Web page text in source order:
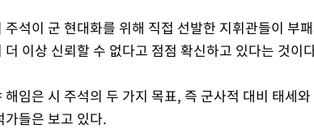
주석이 군 현대화를 위해 직접 선발한 지휘관들이 부
더 이상 신뢰할 수 없다고 점점 확신하고 있다는 것이
해임은 시 주석의 두 가지 목표, 즉 군사적 대비 태세
가들은 보고 있다.